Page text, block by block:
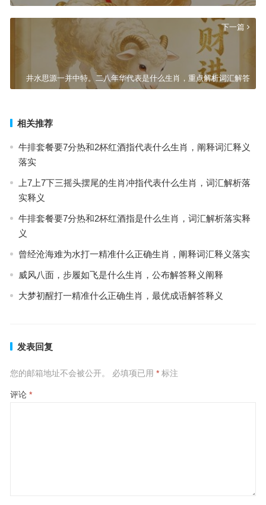
下一篇
井水思源一并中特。二八年华代表是什么生肖，重点解析词汇解答
相关推荐
牛排套餐要7分热和2杯红酒指代表什么生肖，阐释词汇释义
落实
上7上7下三摇头摆尾的生肖冲指代表什么生肖，词汇解析落
实释义
牛排套餐要7分热和2杯红酒指是什么生肖，词汇解析落实释
义
曾经沧海难为水打一精准什么正确生肖，阐释词汇释义落实
威风八面，步履如飞是什么生肖，公布解答释义阐释
大梦初醒打一精准什么正确生肖，最优成语解答释义
发表回复
您的邮箱地址不会被公开。 必填项已用 *标注
评论 *